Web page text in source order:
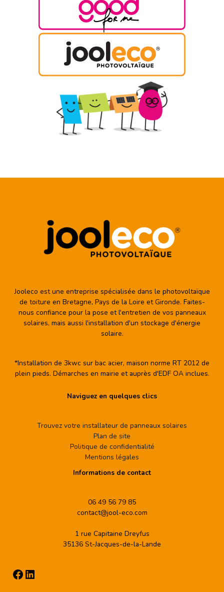
Jooleco est une entreprise spécialisée dans le photovoltaïque
de toiture en Bretagne, Pays de la Loire et Gironde. Faites-
nous confiance pour la pose et l'entretien de vos panneaux
solaires, mais aussi l'installation d'un stockage d'énergie
solaire.
*Installation de 3kwc sur bac acier, maison norme RT 2012 de
plein pieds. Démarches en mairie et auprès d'EDF OA inclues.
Naviguez en quelques clics
Trouvez votre installateur de panneaux solaires
Plan de site
Politique de confidentialité
Mentions légales
Informations de contact
06 49 56 79 85
contact@jool-eco.com
1 rue Capitaine Dreyfus
35136 St-Jacques-de-la-Lande